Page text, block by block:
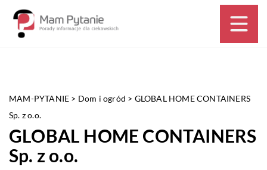
MAM-PYTANIE > Dom i ogród > GLOBAL HOME CONTAINERS
Sp. z o.o.
GLOBAL HOME CONTAINERS
Sp. z o.o.